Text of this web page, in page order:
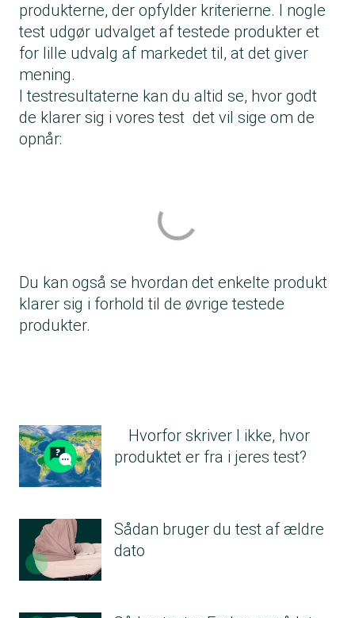
produkterne, der opfylder kriterierne. I nogle
test udgør udvalget af testede produkter et
for lille udvalg af markedet til, at det giver
mening.
I testresultaterne kan du altid se, hvor godt
de klarer sig i vores test det vil sige om de
opnår:
Du kan også se hvordan det enkelte produkt
klarer sig i forhold til de øvrige testede
produkter.
Hvorfor skriver I ikke, hvor
produktet er fra i jeres test?
Sådan bruger du test af ældre
dato